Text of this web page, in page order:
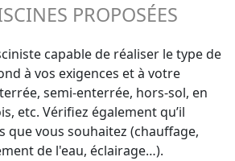
PROPOSÉES
capable de réaliser le type de
à vos exigences et à votre
semi-enterrée, hors-sol, en
etc. Vérifiez également qu’il
que vous souhaitez (chauffage,
de l'eau, éclairage…).